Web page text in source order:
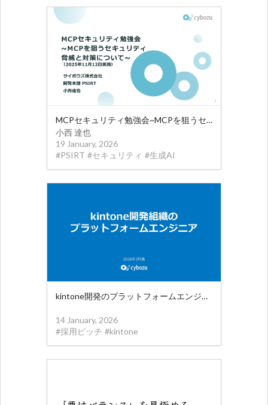
MCPセキュリティ勉強会~MCPを狙うセキュリティ 脅威と対策について~
小西 達也
19 January, 2026
#PSIRT #セキュリティ #生成AI
kintone開発のプラットフォームエンジニアの紹介
14 January, 2026
#採用ピッチ #kintone